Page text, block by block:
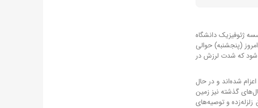
ژئوفیزیک دانشگاه
۳:۴۷ بامداد امروز (پنجشنبه) حوالی
می‌تواند باعث شود که شدت لرزش در
شده‌اند و در حال
گذشته نیز زمین
و توصیه‌های